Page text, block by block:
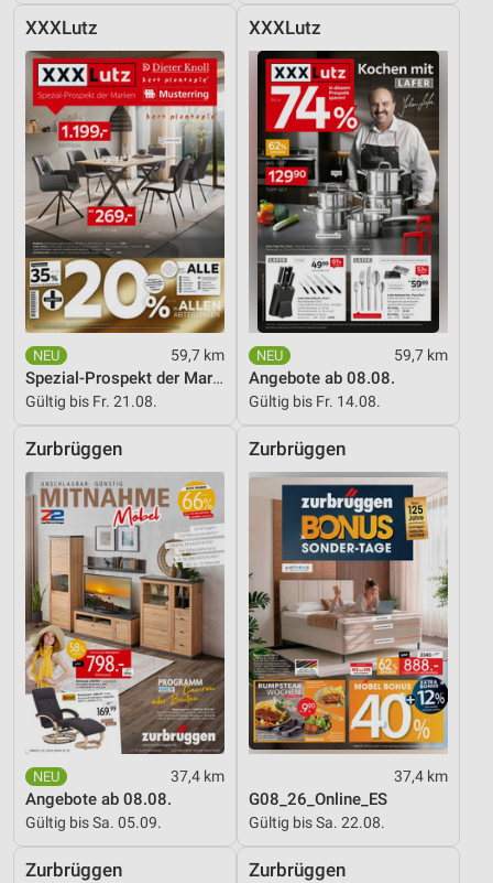
XXXLutz
59,7 km
Spezial-Prospekt der Marken
Gültig bis Fr. 21.08.
XXXLutz
59,7 km
Angebote ab 08.08.
Gültig bis Fr. 14.08.
Zurbrüggen
37,4 km
Angebote ab 08.08.
Gültig bis Sa. 05.09.
Zurbrüggen
37,4 km
G08_26_Online_ES
Gültig bis Sa. 22.08.
Zurbrüggen Zurbrüggen